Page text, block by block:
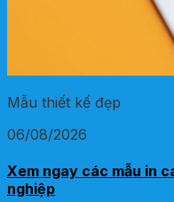
Mẫu thiết kế đẹp
06/08/2026
Xem ngay các mẫu in
nghiệp